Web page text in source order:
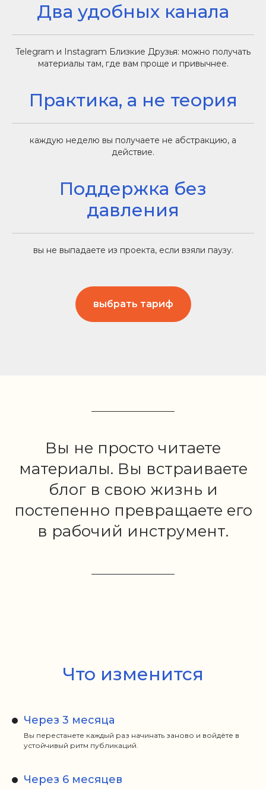
Два удобных канала
Telegram и Instagram Близкие Друзья: можно получать
материалы там, где вам проще и привычнее.
Практика, а не теория
каждую неделю вы получаете не абстракцию, а
действие.
Поддержка без
давления
вы не выпадаете из проекта, если взяли паузу.
выбрать тариф
Вы не просто читаете
материалы. Вы встраиваете
блог в свою жизнь и
постепенно превращаете его
в рабочий инструмент.
Что изменится
Через 3 месяца
Вы перестанете каждый раз начинать заново и войдёте в
устойчивый ритм публикаций.
Через 6 месяцев